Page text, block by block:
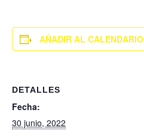
AÑADIR AL CALENDARIO
DETALLES
Fecha:
30 junio, 2022